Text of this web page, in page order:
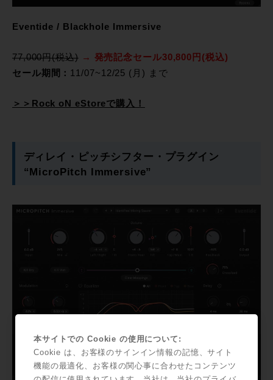
Eventide / Blackhole Immersive
77,000円(税込) → 発売記念セール30,800円(税込)
セール期間： 11/07~12/25 (月) まで
＞＞Rock oN eStoreで購入！
ディレイ・ピッチシフター・プラグイン
“MicroPitch Immersive”
本サイトでの Cookie の使用について:
Cookie は、お客様のサインイン情報の記憶、サイト
機能の最適化、お客様の関心事に合わせたコンテンツ